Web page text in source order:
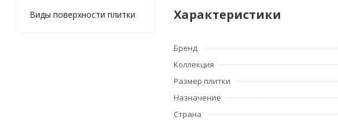
Характеристики
Бренд
Коллекция
Размер плитки
Назначение
Страна
Виды поверхности плитки